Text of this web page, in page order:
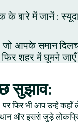
बारे में जानें :
समान
शहर में घूमने
सुझाव:
फिर भी आप उन्हें कहाँ
और इससे जुड़े